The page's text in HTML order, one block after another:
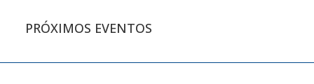
PRÓXIMOS EVENTOS